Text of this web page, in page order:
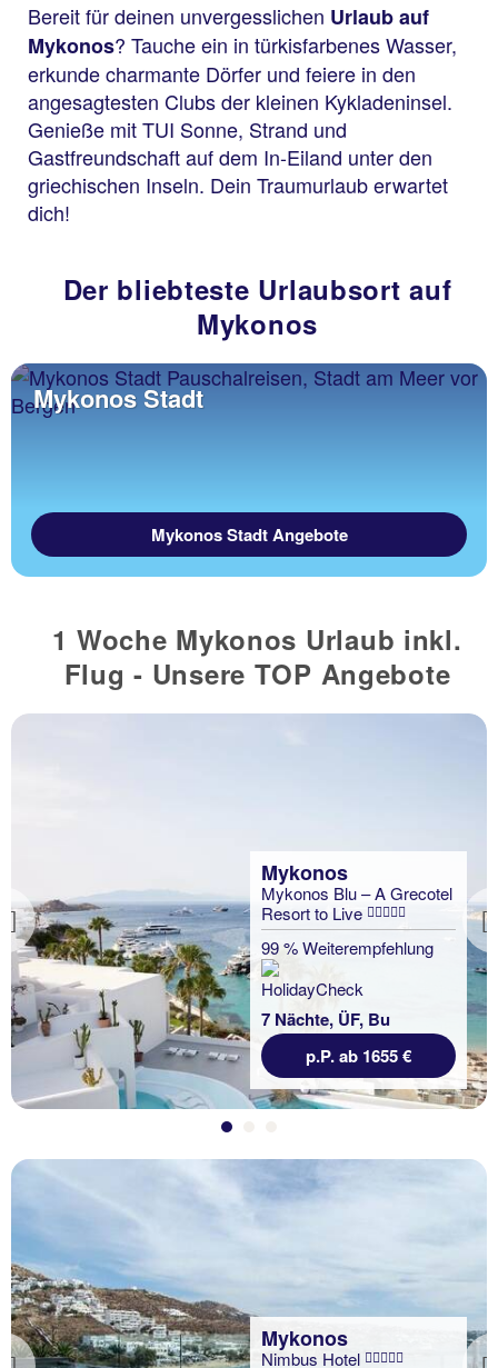
Bereit für deinen unvergesslichen Urlaub auf
Mykonos? Tauche ein in türkisfarbenes Wasser,
erkunde charmante Dörfer und feiere in den
angesagtesten Clubs der kleinen Kykladeninsel.
Genieße mit TUI Sonne, Strand und
Gastfreundschaft auf dem In-Eiland unter den
griechischen Inseln. Dein Traumurlaub erwartet
dich!
Der bliebteste Urlaubsort auf
Mykonos
Mykonos Stadt
Mykonos Stadt Angebote
1 Woche Mykonos Urlaub inkl.
Flug - Unsere TOP Angebote
Previous
Mykonos
Mykonos Blu – A Grecotel
Resort to Live
99 % Weiterempfehlung
7 Nächte, ÜF, Bu
p.P. ab 1655 €
Mykonos
Nimbus Hotel